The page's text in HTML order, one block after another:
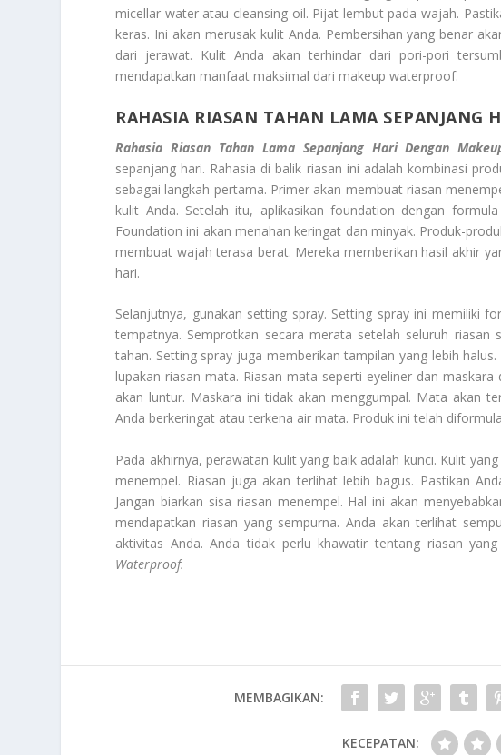
micellar water atau cleansing oil. Pijat lembut pada wajah.
keras. Ini akan merusak kulit Anda. Pembersihan yang benar
dari jerawat. Kulit Anda akan terhindar dari pori-pori
mendapatkan manfaat maksimal dari makeup waterproof.
RAHASIA RIASAN TAHAN LAMA SEPANJANG
Rahasia Riasan Tahan Lama Sepanjang Hari Dengan
sepanjang hari. Rahasia di balik riasan ini adalah kombinasi
sebagai langkah pertama. Primer akan membuat riasan
kulit Anda. Setelah itu, aplikasikan foundation dengan
Foundation ini akan menahan keringat dan minyak. Produk-
membuat wajah terasa berat. Mereka memberikan hasil akhir
hari.
Selanjutnya, gunakan setting spray. Setting spray ini memiliki
tempatnya. Semprotkan secara merata setelah seluruh riasan
tahan. Setting spray juga memberikan tampilan yang lebih
lupakan riasan mata. Riasan mata seperti eyeliner dan
akan luntur. Maskara ini tidak akan menggumpal. Mata akan
Anda berkeringat atau terkena air mata. Produk ini telah
Pada akhirnya, perawatan kulit yang baik adalah kunci. Kulit
menempel. Riasan juga akan terlihat lebih bagus. Pastikan
Jangan biarkan sisa riasan menempel. Hal ini akan
mendapatkan riasan yang sempurna. Anda akan terlihat
aktivitas Anda. Anda tidak perlu khawatir tentang riasan
Waterproof.
MEMBAGIKAN:
KECEPATAN: